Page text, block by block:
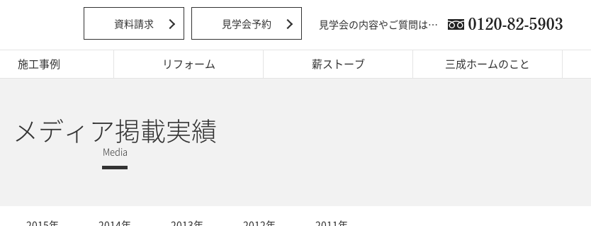
資料請求 見学会予約 見学会の内容やご質問は…
施工事例 リフォーム 薪ストーブ 三成ホームのこと
メディア掲載実績